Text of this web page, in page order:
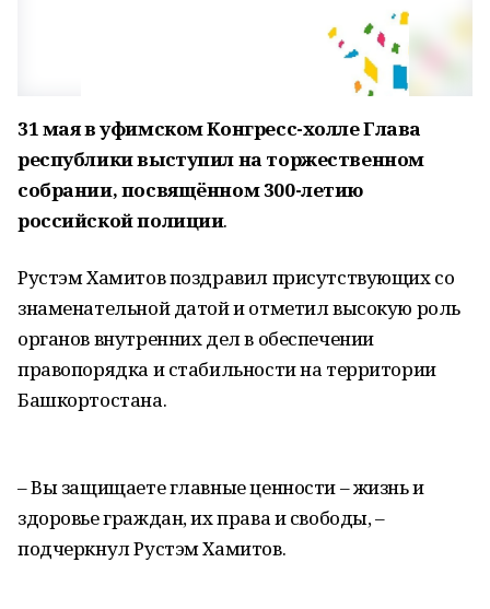
31 мая в уфимском Конгресс-холле Глава
республики выступил на торжественном
собрании, посвящённом 300-летию
российской полиции.
Рустэм Хамитов поздравил присутствующих со
знаменательной датой и отметил высокую роль
органов внутренних дел в обеспечении
правопорядка и стабильности на территории
Башкортостана.
– Вы защищаете главные ценности – жизнь и
здоровье граждан, их права и свободы, –
подчеркнул Рустэм Хамитов.